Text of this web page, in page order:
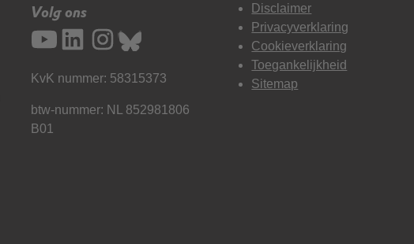
Volg ons
KvK nummer: 58315373
btw-nummer: NL 852981806
B01
Disclaimer
Privacyverklaring
Cookieverklaring
Toegankelijkheid
Sitemap